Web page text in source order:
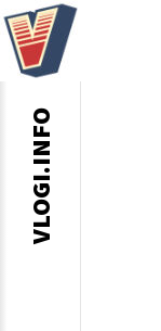
VLOGI.INFO